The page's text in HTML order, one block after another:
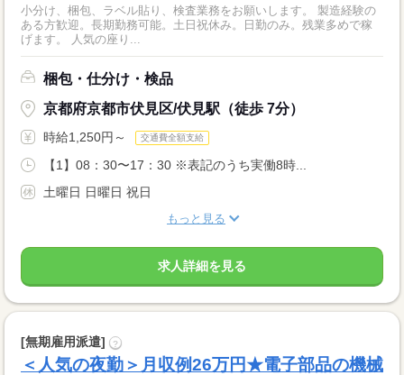
小分け、梱包、ラベル貼り、検査業務をお願いします。 製造経験の
ある方歓迎。長期勤務可能。土日祝休み。日勤のみ。残業多めで稼
げます。 人気の座り...
梱包・仕分け・検品
京都府京都市伏見区/伏見駅（徒歩 7分）
時給1,250円～ 交通費全額支給
【1】08：30〜17：30 ※表記のうち実働8時...
土曜日 日曜日 祝日
もっと見る
求人詳細を見る
[無期雇用派遣] ?
＜人気の夜勤＞月収例26万円★電子部品の機械